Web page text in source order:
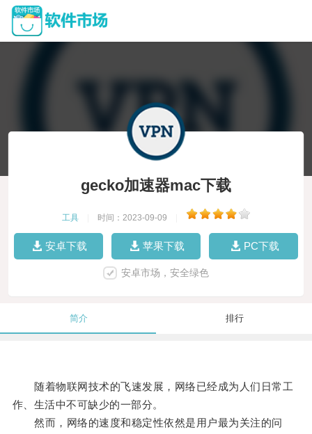
gecko加速器mac下载
工具 时间：2023-09-09
安卓下载 苹果下载 PC下载
安卓市场，安全绿色
简介 排行
随着物联网技术的飞速发展，网络已经成为人们日常工
作、生活中不可缺少的一部分。
然而，网络的速度和稳定性依然是用户最为关注的问